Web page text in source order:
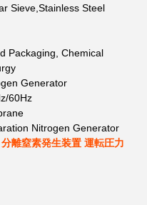
Sieve,Stainless Steel
Packaging, Chemical
Generator
60Hz
Nitrogen Generator
離窒素発生装置 運転圧力